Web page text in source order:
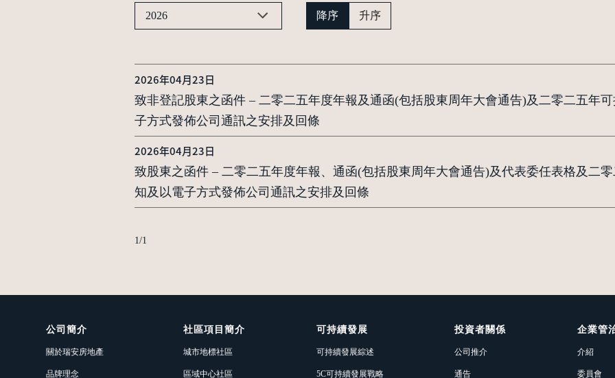
2026 降序 升序
2026年04月23日
致非登記股東之函件 – 二零二五年度年報及通函(包括股東周年大會通告)及二零二五年
子方式發佈公司通訊之安排及回條
2026年04月23日
致股東之函件 – 二零二五年度年報、通函(包括股東周年大會通告)及代表委任表格及二
知及以電子方式發佈公司通訊之安排及回條
1/1
公司簡介
關於瑞安房地產
品牌理念
社區項目簡介
城市地標社區
區域中心社區
可持續發展
可持續發展綜述
5C可持續發展戰略
投資者關係
公司推介
通告
企業管
介紹
委員會